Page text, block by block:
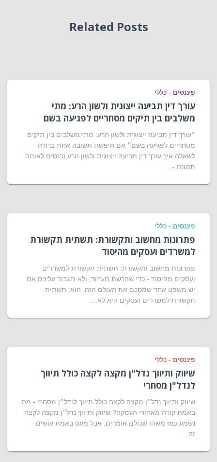
Related Posts
פיננסים - כללי
עורך דין תביעה ייצוגית ולשון הרע: מתי
משלבים בין תיקים מסחריים לפגיעה בשם
״עורך דין תביעה ייצוגית ולשון הרע: מתי משלבים בין תיקים
מסחריים לפגיעה בשם״ אם חיפשת תשובה אחת ברורה
לשאלה איך עורך דין תביעה ייצוגית ולשון הרע נכנסים לאותה
תמונה -…
פיננסים - כללי
פתרונות מחשוב ותקשורת: תשתית תקשורת
למשרדים ועסקים מהיסוד
פתרונות מחשוב ותקשורת: תשתית תקשורת למשרדים
ועסקים מהיסוד - כדי שהרשת תעבוד, ולא תעבוד עליכם אם
יש משפט אחד שמסכם את העולם הזה, הוא: תשתית
תקשורת למשרדים ועסקים היא לא…
פיננסים - כללי
שיווק ותיווך נדל"ן מקצה לקצה כולל תיווך
לנדל"ן מסחרי
שיווק ותיווך נדל״ן מקצה לקצה כולל תיווך לנדל״ן מסחרי - מה
באמת קורה מאחורי העסקה? שיווק ותיווך נדל״ן מקצה לקצה
נשמע כמו משהו שכולם אומרים, אבל מעט באמת עושים.
זה…